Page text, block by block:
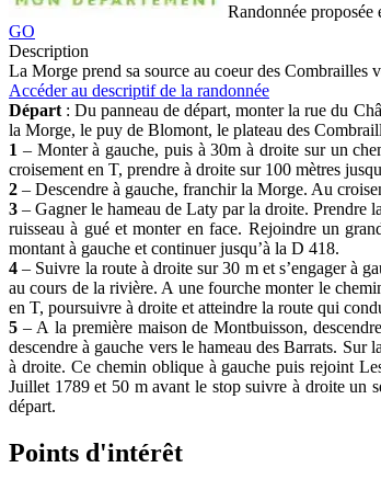
Randonnée
GO
Description
La Morge prend sa source au coeur des Combrailles
Accéder au descriptif de la randonnée
Départ : Du panneau de départ, monter la rue du
la Morge, le puy de Blomont, le plateau des
1 – Monter à gauche, puis à 30m à droite sur un
croisement en T, prendre à droite sur 100 mètres jusqu
2 – Descendre à gauche, franchir la Morge. Au
3 – Gagner le hameau de Laty par la droite. Prendre
ruisseau à gué et monter en face. Rejoindre un
montant à gauche et continuer jusqu’à la D 418.
4 – Suivre la route à droite sur 30 m et s’engager à
au cours de la rivière. A une fourche monter le
en T, poursuivre à droite et atteindre la route qui
5 – A la première maison de Montbuisson,
descendre à gauche vers le hameau des Barrats. Sur
à droite. Ce chemin oblique à gauche puis rejoint
Juillet 1789 et 50 m avant le stop suivre à droite un
départ.
Points d'intérêt